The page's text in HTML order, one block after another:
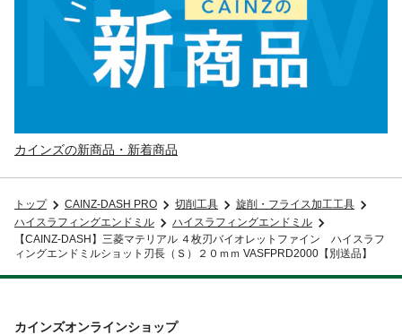
カインズの新商品・新着商品
トップ CAINZ-DASH PRO 切削工具
旋削・フライス加工工具
ハイスラフィングエンドミル
ハイスラフィングエンドミル
【CAINZ-DASH】三菱マテリアル ４枚刃バイオレットファイン ハイスラフ
ィングエンドミルショット刃長（Ｓ）２０ｍｍ VASFPRD2000【別送品】
カインズオンラインショップ